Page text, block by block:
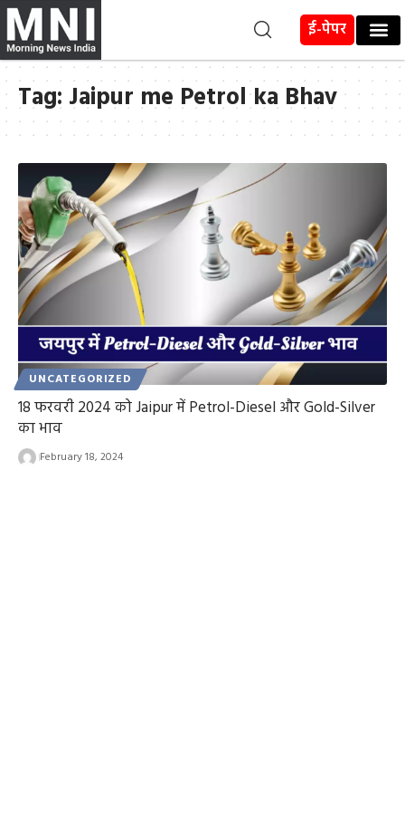
ई-पेपर
Tag: Jaipur me Petrol ka Bhav
UNCATEGORIZED
18 फरवरी 2024 को Jaipur में Petrol-Diesel और Gold-Silver
का भाव
February 18, 2024